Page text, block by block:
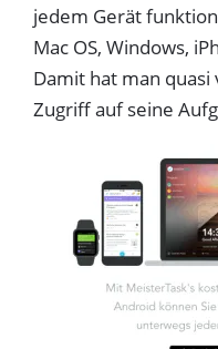
jedem Gerät
Mac OS, Windows,
Damit hat man
Zugriff auf seine